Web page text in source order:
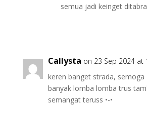
semua jadi keinget
Callysta on 23 Sep 2024 at
keren banget strada, semoga
banyak lomba lomba trus
semangat teruss •-•